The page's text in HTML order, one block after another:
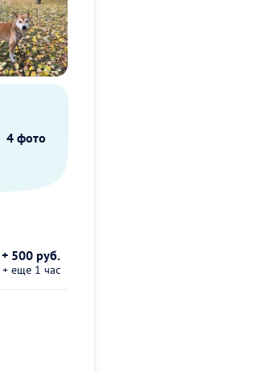
4 фото
+ 500 руб.
+ еще 1 час